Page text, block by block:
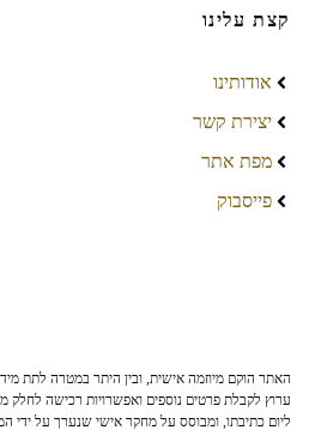
קצת עלינו
אודותינו
יצירת קשר
מפת אתר
פייסבוק
האתר הוקם מיוזמה אישית, ובין היתר במטרה לתת
ערוץ לקבלת פרטים נוספים ואפשרויות רכישה לחלק
ליום כתיבתו, ומבוסס על מחקר אישי שנערך על ידי